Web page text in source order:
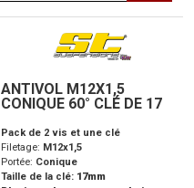
ANTIVOL M12X1,5
CONIQUE 60° CLÉ DE 17
Pack de 2 vis et une clé
Filetage: M12x1,5
Portée: Conique
Taille de la clé: 17mm